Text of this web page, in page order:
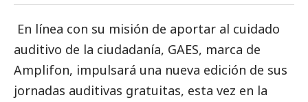
En línea con su misión de aportar al cuidado
auditivo de la ciudadanía, GAES, marca de
Amplifon, impulsará una nueva edición de sus
jornadas auditivas gratuitas, esta vez en la